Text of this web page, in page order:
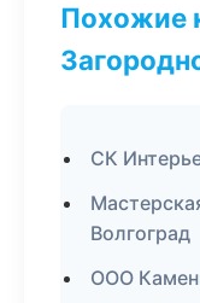
Похожие
СК
Волгоград
ООО